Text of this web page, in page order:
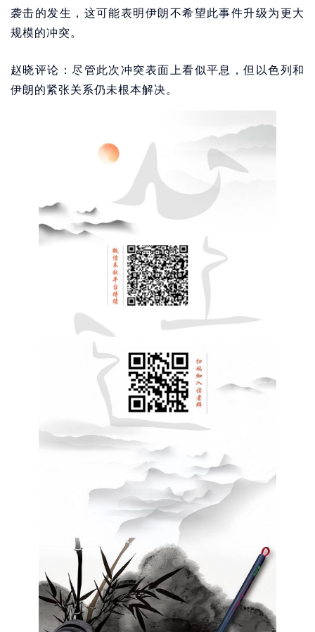
袭击的发生，这可能表明伊朗不希望此事件升级为更大
规模的冲突。
赵晓评论：尽管此次冲突表面上看似平息，但以色列和
伊朗的紧张关系仍未根本解决。